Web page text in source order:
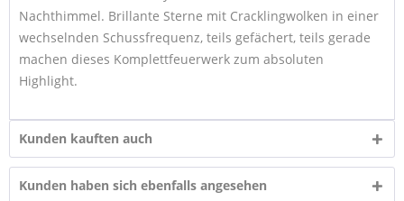
Nachthimmel. Brillante Sterne mit Cracklingwolken in einer
wechselnden Schussfrequenz, teils gefächert, teils gerade
machen dieses Komplettfeuerwerk zum absoluten
Highlight.
Kunden kauften auch
Kunden haben sich ebenfalls angesehen